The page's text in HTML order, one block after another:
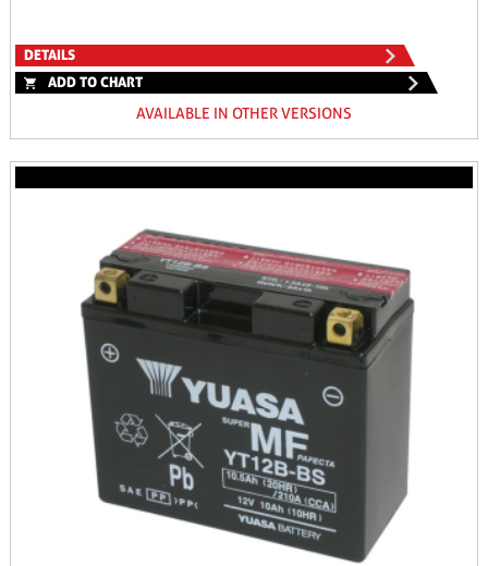
DETAILS
ADD TO CHART
AVAILABLE IN OTHER VERSIONS